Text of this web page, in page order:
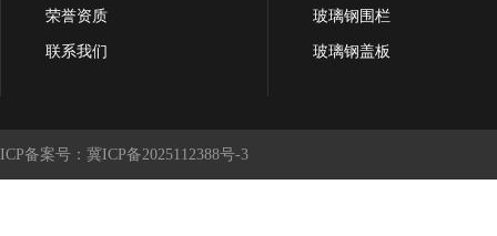
荣誉资质
联系我们
玻璃钢围栏
玻璃钢盖板
ICP备案号：冀ICP备2025112388号-3